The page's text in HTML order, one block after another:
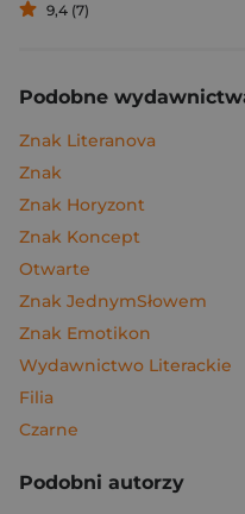
9,4 (7)
Podobne
Znak Literanova
Znak
Znak Horyzont
Znak Koncept
Otwarte
Znak JednymSłowem
Znak Emotikon
Wydawnictwo Literackie
Filia
Czarne
Podobni autorzy